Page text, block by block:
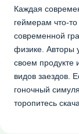
Каждая
геймерам что-
современной
физике. Авторы
своем продукте
видов заездов.
гоночный
торопитесь